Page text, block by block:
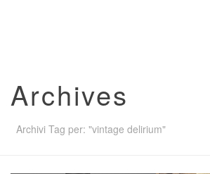
Archives
Archivi Tag per: "vintage delirium"